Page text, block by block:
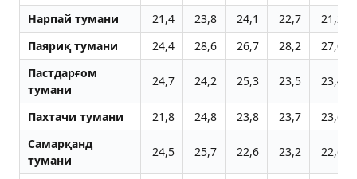
Нарпай тумани 21,4 23,8 24,1 22,7
21,2
Паяриқ тумани
24,4 28,6 26,7 28,2
27,0
Пастдарғом
тумани
24,7 24,2 25,3 23,5 23,4
Пахтачи тумани 21,8 24,8 23,8 23,7
23,6
Самарқанд
тумани
24,5 25,7 22,6 23,2 22,6